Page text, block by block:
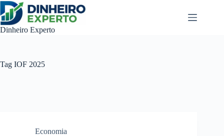
Pular
para
o
conteúdo
Dinheiro Experto
Tag IOF 2025
Economia